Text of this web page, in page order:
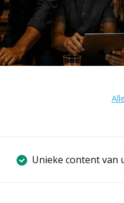
Unieke content van